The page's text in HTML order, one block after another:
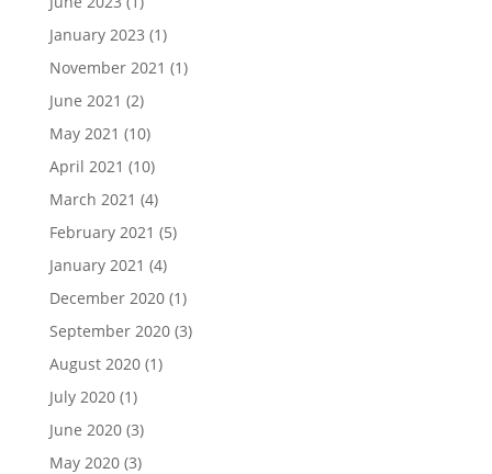
January 2023 (1)
November 2021 (1)
June 2021 (2)
May 2021 (10)
April 2021 (10)
March 2021 (4)
February 2021 (5)
January 2021 (4)
December 2020(1)
September 2020(3)
August 2020(1)
July 2020(1)
June 2020(3)
May 2020(3)